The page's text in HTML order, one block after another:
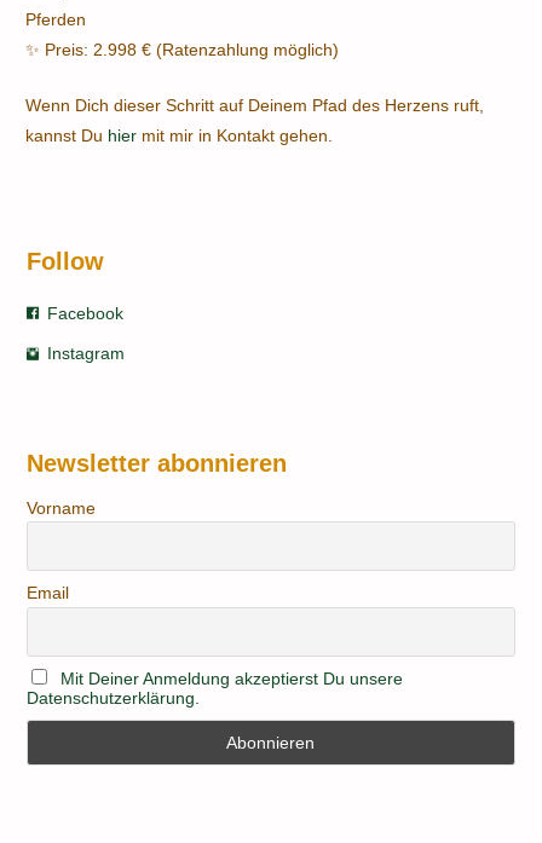
Pferden
✨ Preis: 2.998 € (Ratenzahlung möglich)
Wenn Dich dieser Schritt auf Deinem Pfad des Herzens ruft,
kannst Du hier mit mir in Kontakt gehen.
Follow
Facebook
Instagram
Newsletter abonnieren
Vorname
Email
Mit Deiner Anmeldung akzeptierst Du unsere
Datenschutzerklärung.